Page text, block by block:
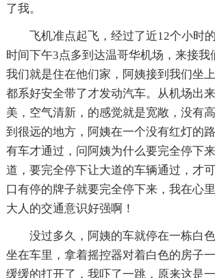
了我。
飞机准点起飞，经过了近12个小时
时间下午3点多到达温哥华机场，来接我
我们就是住在他们家，阿姨接到我们坐
都系好安全带了才发动汽车。从机场出
美，空气清新，的感觉就是宽敞，没有
到很远的地方，阿姨在一个没有红灯的
有车才通过，问阿姨为什么要完全停下
道，要完全停下让大道的车辆通过，才
口有停的牌子就要完全停下来，我在心
大人的交通意识好强啊！
没过多久，阿姨的车就停在一栋白
坐在车里，拿着摇控器对着白色的房子
缓缓的打开了，我吓了一跳，原来这是